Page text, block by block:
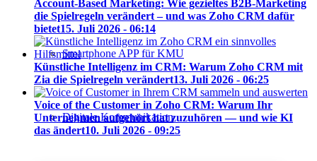
Smartphone APP für KMU
Digitale Kommunikation
Account-Based Marketing: Wie gezieltes B2B-Marketing
die Spielregeln verändert – und was Zoho CRM dafür
bietet15. Juli 2026 - 06:14
Künstliche Intelligenz im CRM: Warum Zoho CRM mit
Zia die Spielregeln verändert13. Juli 2026 - 06:25
Voice of the Customer in Zoho CRM: Warum Ihr
Unternehmen aufgehört hat zuzuhören — und wie KI
das ändert10. Juli 2026 - 09:25